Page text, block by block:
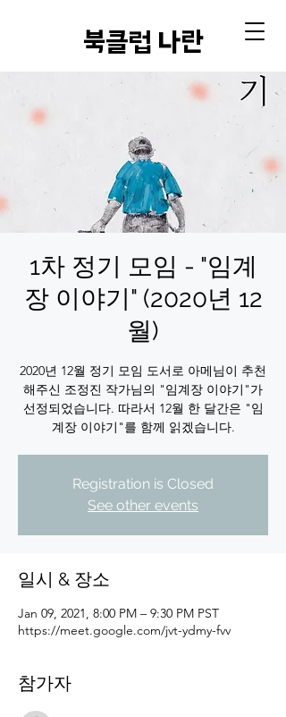
​북클럽 나란
1차 정기 모임 - "임계
장 이야기" (2020년 12
월)
2020년 12월 정기 모임 도서로 아메님이 추천
해주신 조정진 작가님의 "임계장 이야기"가
선정되었습니다. 따라서 12월 한 달간은 "임
계장 이야기"를 함께 읽겠습니다.
Registration is Closed
See other events
일시 & 장소
Jan 09, 2021, 8:00 PM – 9:30 PM PST
https://meet.google.com/jvt-ydmy-fvv
참가자